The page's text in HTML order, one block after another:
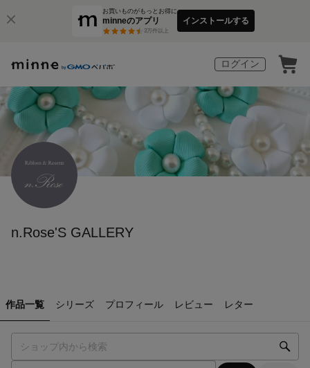
お買いものがもっとお得に
minneのアプリ
3万件以上
インストールする
ログイン
n.Rose'S GALLERY
作品一覧 シリーズ プロフィール レビュー レター